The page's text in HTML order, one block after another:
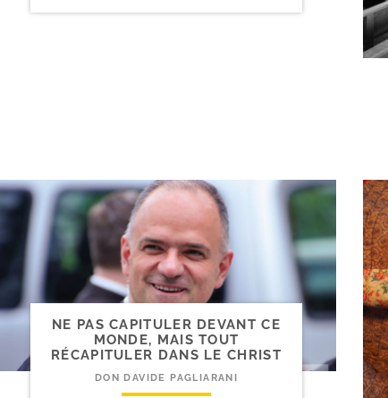
NE PAS CAPITULER DEVANT CE
MONDE, MAIS TOUT
RÉCAPITULER DANS LE CHRIST
DON DAVIDE PAGLIARANI